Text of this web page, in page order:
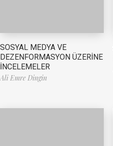
SOSYAL MEDYA VE
DEZENFORMASYON ÜZERİNE
İNCELEMELER
Ali Emre Dingin